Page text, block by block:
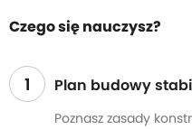
Czego się nauczysz?
1 Plan budowy
Poznasz zasady